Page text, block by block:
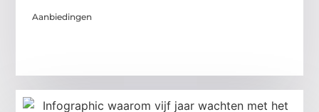
Aanbiedingen